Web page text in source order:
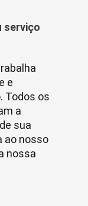
serviço
e
Todos os
a
sua
ao nosso
nossa